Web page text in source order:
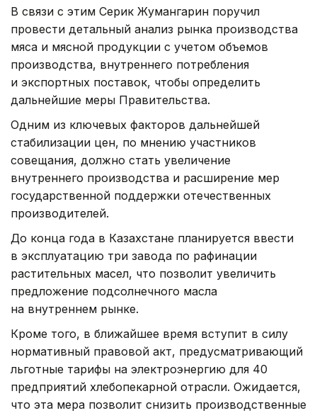
В связи с этим Серик Жумангарин поручил
провести детальный анализ рынка производства
мяса и мясной продукции с учетом объемов
производства, внутреннего потребления
и экспортных поставок, чтобы определить
дальнейшие меры Правительства.
Одним из ключевых факторов дальнейшей
стабилизации цен, по мнению участников
совещания, должно стать увеличение
внутреннего производства и расширение мер
государственной поддержки отечественных
производителей.
До конца года в Казахстане планируется ввести
в эксплуатацию три завода по рафинации
растительных масел, что позволит увеличить
предложение подсолнечного масла
на внутреннем рынке.
Кроме того, в ближайшее время вступит в силу
нормативный правовой акт, предусматривающий
льготные тарифы на электроэнергию для 40
предприятий хлебопекарной отрасли. Ожидается,
что эта мера позволит снизить производственные